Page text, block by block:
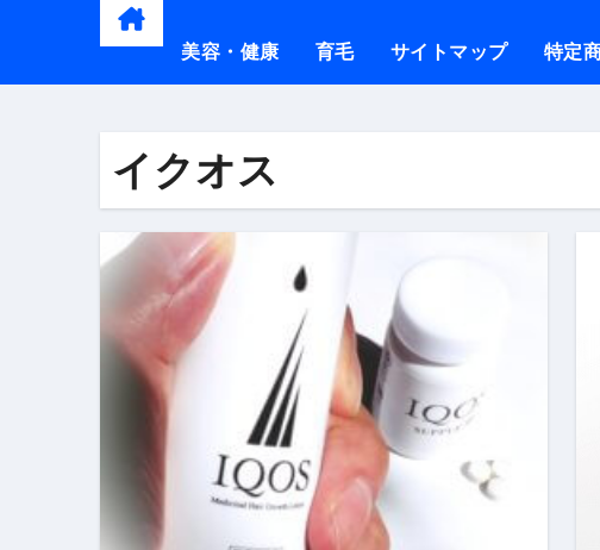
【医者が解説】このふくらはぎ痩せ本
リサイクル業者の無料回収・無料査
山梨県震度6弱と富士山噴火の関係｜
青森県震度6とベネゼエラM7級地震の関
Cookie同意管理ツール「STRIGHT」
金融ブラックでも毎日「ビットコイン
【輸入消費税】輸入に消費税はかか
美容・健康 育毛 サイトマップ 特定
イクオス